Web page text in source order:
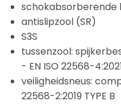
schokabsorberende
antislipzool (SR)
S3S
tussenzool:
- EN ISO 22568-
veiligheidsneus:
22568-2:2019 TYPE B